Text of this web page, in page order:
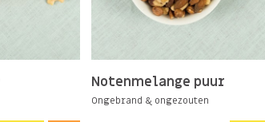
Notenmelange puur
Ongebrand & ongezouten